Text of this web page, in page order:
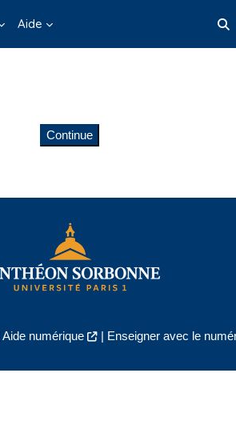
Aide
Continue
Aide numérique | Enseigner avec le